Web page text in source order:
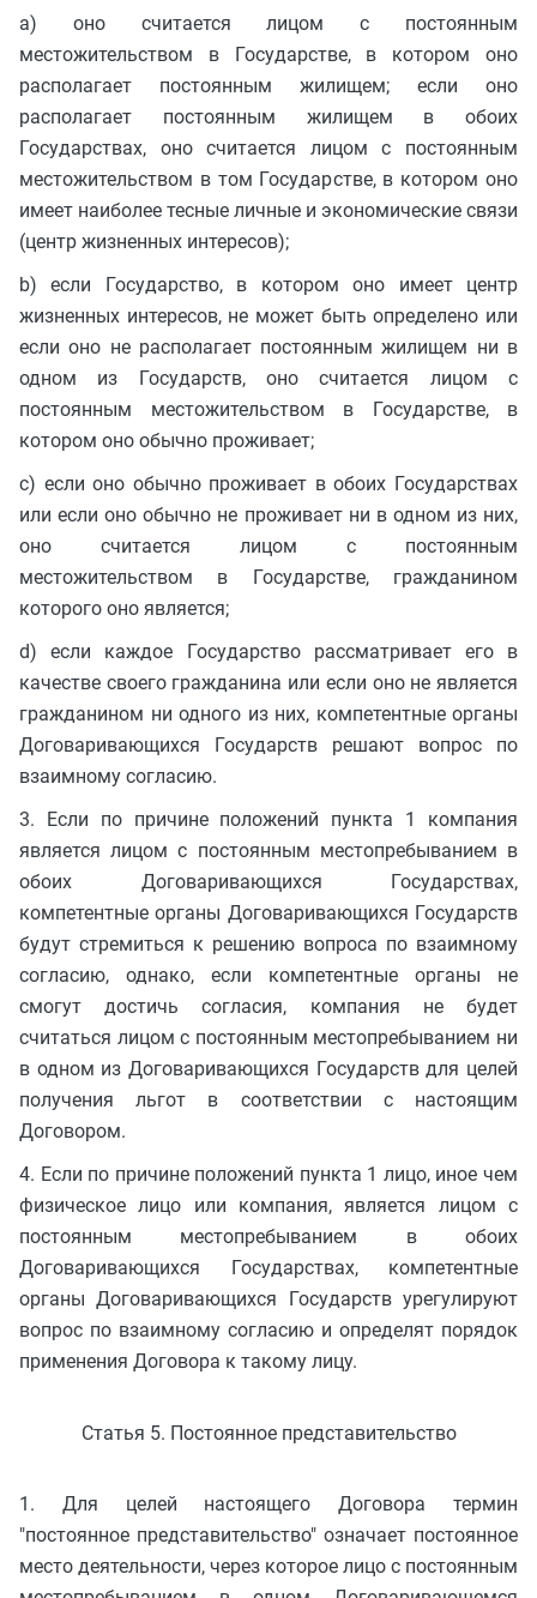
a) оно считается лицом с постоянным
местожительством в Государстве, в котором оно
располагает постоянным жилищем; если оно
располагает постоянным жилищем в обоих
Государствах, оно считается лицом с постоянным
местожительством в том Государстве, в котором оно
имеет наиболее тесные личные и экономические связи
(центр жизненных интересов);
b) если Государство, в котором оно имеет центр
жизненных интересов, не может быть определено или
если оно не располагает постоянным жилищем ни в
одном из Государств, оно считается лицом с
постоянным местожительством в Государстве, в
котором оно обычно проживает;
c) если оно обычно проживает в обоих Государствах
или если оно обычно не проживает ни в одном из них,
оно считается лицом с постоянным
местожительством в Государстве, гражданином
которого оно является;
d) если каждое Государство рассматривает его в
качестве своего гражданина или если оно не является
гражданином ни одного из них, компетентные органы
Договаривающихся Государств решают вопрос по
взаимному согласию.
3. Если по причине положений пункта 1 компания
является лицом с постоянным местопребыванием в
обоих Договаривающихся Государствах,
компетентные органы Договаривающихся Государств
будут стремиться к решению вопроса по взаимному
согласию, однако, если компетентные органы не
смогут достичь согласия, компания не будет
считаться лицом с постоянным местопребыванием ни
в одном из Договаривающихся Государств для целей
получения льгот в соответствии с настоящим
Договором.
4. Если по причине положений пункта 1 лицо, иное чем
физическое лицо или компания, является лицом с
постоянным местопребыванием в обоих
Договаривающихся Государствах, компетентные
органы Договаривающихся Государств урегулируют
вопрос по взаимному согласию и определят порядок
применения Договора к такому лицу.
Статья 5. Постоянное представительство
1. Для целей настоящего Договора термин
"постоянное представительство" означает постоянное
место деятельности, через которое лицо с постоянным